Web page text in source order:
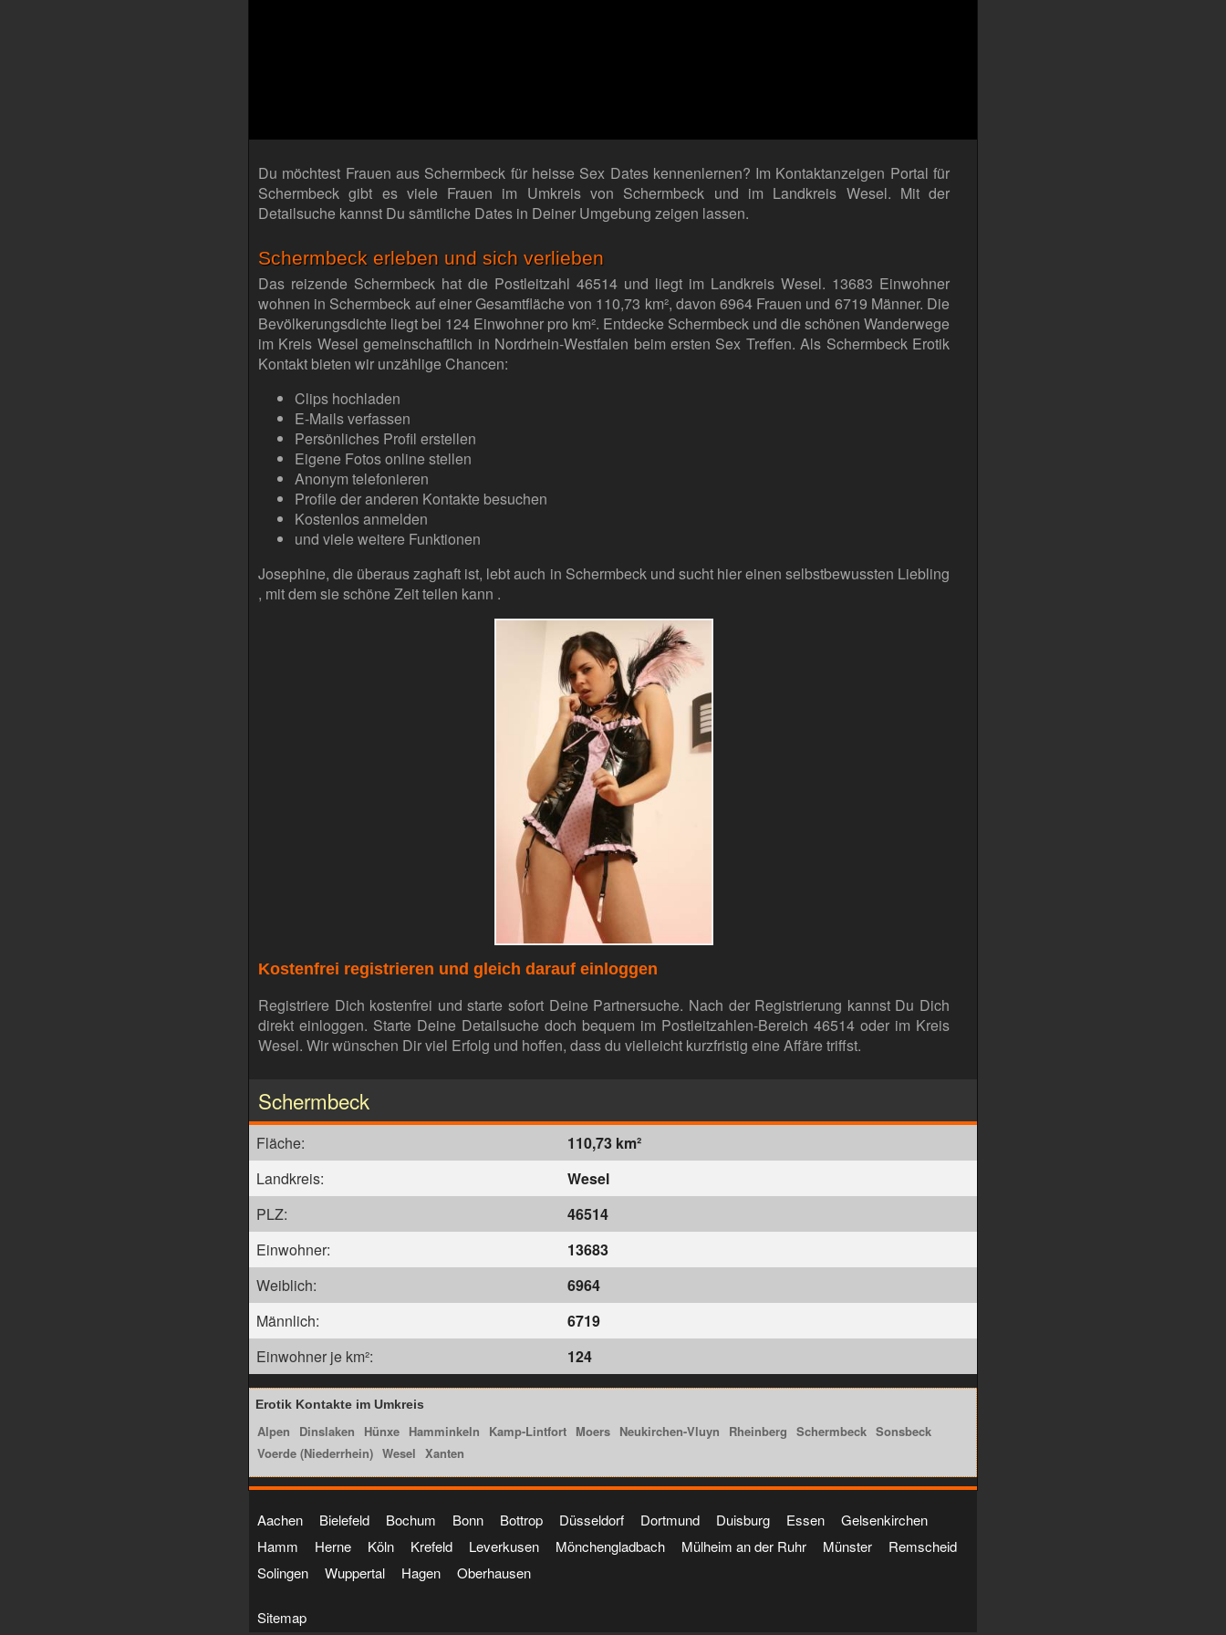
Du möchtest Frauen aus Schermbeck für heisse Sex Dates kennenlernen? Im Kontaktanzeigen Portal für
Schermbeck gibt es viele Frauen im Umkreis von Schermbeck und im Landkreis Wesel. Mit der
Detailsuche kannst Du sämtliche Dates in Deiner Umgebung zeigen lassen.
Schermbeck erleben und sich verlieben
Das reizende Schermbeck hat die Postleitzahl 46514 und liegt im Landkreis Wesel. 13683 Einwohner
wohnen in Schermbeck auf einer Gesamtfläche von 110,73 km², davon 6964 Frauen und 6719 Männer. Die
Bevölkerungsdichte liegt bei 124 Einwohner pro km². Entdecke Schermbeck und die schönen Wanderwege
im Kreis Wesel gemeinschaftlich in Nordrhein-Westfalen beim ersten Sex Treffen. Als Schermbeck Erotik
Kontakt bieten wir unzählige Chancen:
Clips hochladen
E-Mails verfassen
Persönliches Profil erstellen
Eigene Fotos online stellen
Anonym telefonieren
Profile der anderen Kontakte besuchen
Kostenlos anmelden
und viele weitere Funktionen
Josephine, die überaus zaghaft ist, lebt auch in Schermbeck und sucht hier einen selbstbewussten Liebling
, mit dem sie schöne Zeit teilen kann .
Kostenfrei registrieren und gleich darauf einloggen
Registriere Dich kostenfrei und starte sofort Deine Partnersuche. Nach der Registrierung kannst Du Dich
direkt einloggen. Starte Deine Detailsuche doch bequem im Postleitzahlen-Bereich 46514 oder im Kreis
Wesel. Wir wünschen Dir viel Erfolg und hoffen, dass du vielleicht kurzfristig eine Affäre triffst.
Schermbeck
Fläche:
110,73 km²
Landkreis:
Wesel
PLZ:
46514
Einwohner:
13683
Weiblich:
6964
Männlich:
6719
Einwohner je km²:
124
Erotik Kontakte im Umkreis
Alpen Dinslaken Hünxe Hamminkeln Kamp-Lintfort Moers Neukirchen-Vluyn Rheinberg Schermbeck Sonsbeck
Voerde (Niederrhein) Wesel Xanten
Aachen Bielefeld Bochum Bonn Bottrop Düsseldorf Dortmund Duisburg Essen
Gelsenkirchen
Hamm
Herne Köln Krefeld Leverkusen Mönchengladbach Mülheim an der Ruhr Münster
Remscheid
Solingen
Wuppertal Hagen Oberhausen
Sitemap